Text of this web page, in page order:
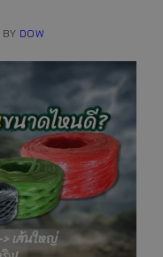
BY DOW